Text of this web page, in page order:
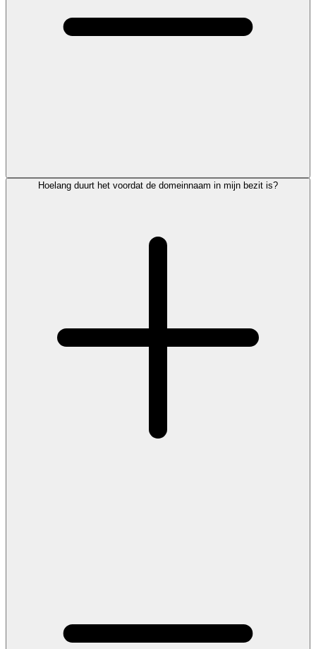
Hoelang duurt het voordat de domeinnaam in mijn bezit is?